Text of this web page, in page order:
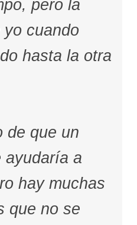
pero la
cuando
hasta la otra
de que un
ayudaría a
hay muchas
que no se